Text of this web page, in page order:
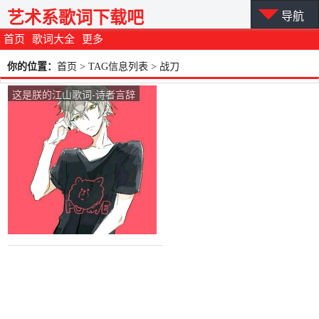
首页 歌词大全 更多
艺术系歌词下载吧 导航
你的位置： 首页 > TAG信息列表 > 战刀
这是朕的江山歌词-诗者言辞